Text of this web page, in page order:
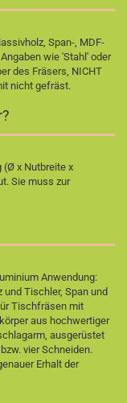
Span-, MDF-
wie 'Stahl' oder
des Fräsers, NICHT
nicht gefräst.
(Ø x Nutbreite x
Sie muss zur
Anwendung:
Tischler­, Span­ und
Tischfräsen mit
aus hoch­wertiger
ausgerüstet
vier Schneiden.
Erhalt der